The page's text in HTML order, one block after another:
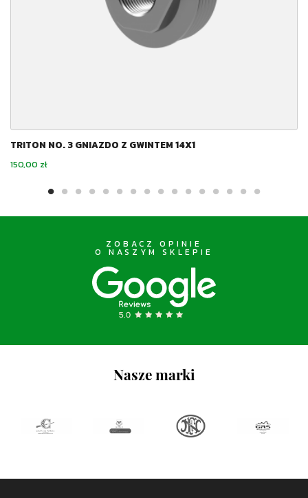
TRITON NO. 3 GNIAZDO Z GWINTEM 14X1
Cena
150,00 zł
ZOBACZ OPINIE
O NASZYM SKLEPIE
Nasze marki